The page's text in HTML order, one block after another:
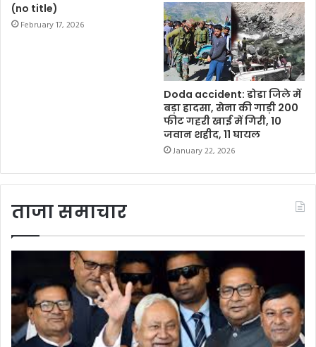
(no title)
February 17, 2026
Doda accident: डोडा जिले में
बड़ा हादसा, सेना की गाड़ी 200
फीट गहरी खाई में गिरी, 10
जवान शहीद, 11 घायल
January 22, 2026
ताजा समाचार